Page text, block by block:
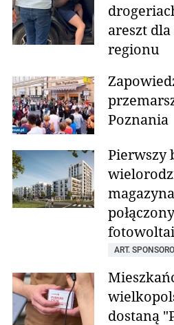
areszt
regionu
Poznania
Pierwszy
ART.
dostaną